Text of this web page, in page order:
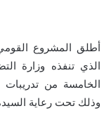
أطلق المشروع
الذي تنفذه وزارة
الخامسة من
وذلك تحت رعاية